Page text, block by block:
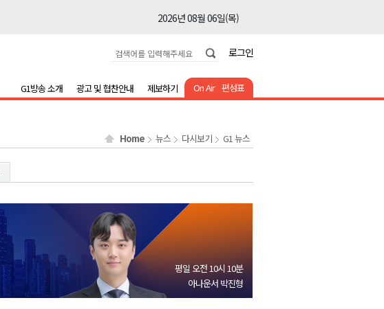
2026년 08월 06일(목)
2026년 08월 06일(목)
2026년 08월 06일(목)
2026년 08월 06일(목)
2026년 08월 06일(목)
2026년 08월 06일(목)
2026년 08월 06일(목)
2026년 08월 06일(목)
로그인
On Air 편성표
G1방송 소개 광고 및 협찬안내 제보하기
Home 뉴스 다시보기 G1 뉴스
평일 오전 10시 10분
아나운서 박진형